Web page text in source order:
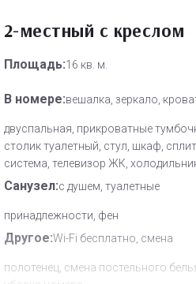
2-местный с креслом
Площадь:16 кв. м.
В номере:вешалка, зеркало,
двуспальная, прикроватные
столик туалетный, стул, шкаф,
система, телевизор ЖК,
Санузел:с душем, туалетные
принадлежности, фен
Другое:Wi-Fi бесплатно, смена
полотенец, смена постельного